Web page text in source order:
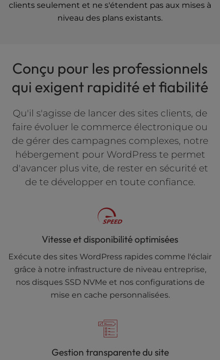
clients seulement et ne s'étendent pas aux mises à
niveau des plans existants.
Conçu pour les professionnels
qui exigent rapidité et fiabilité
Qu'il s'agisse de lancer des sites clients, de
faire évoluer le commerce électronique ou
de gérer des campagnes complexes, notre
hébergement pour WordPress te permet
d'avancer plus vite, de rester en sécurité et
de te développer en toute confiance.
Vitesse et disponibilité optimisées
Exécute des sites WordPress rapides comme l'éclair
grâce à notre infrastructure de niveau entreprise,
nos disques SSD NVMe et nos configurations de
mise en cache personnalisées.
Gestion transparente du site